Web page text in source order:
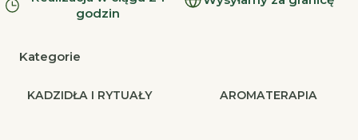
godzin
Kategorie
KADZIDŁA I RYTUAŁY AROMATERAPIA